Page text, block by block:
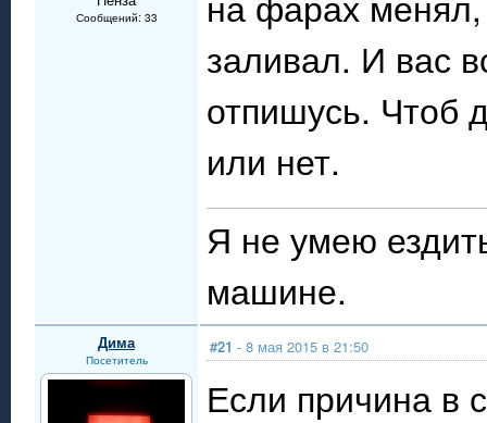
Сообщений: 33
заливал. И вас
отпишусь. Чтоб
или нет.
Я не умею
машине.
Дима
Посетитель
#21 - 8 мая 2015 в 21:50
Если причина в